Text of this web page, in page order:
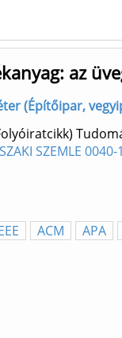
az
(Építőipar,
SZEMLE
ACM APA